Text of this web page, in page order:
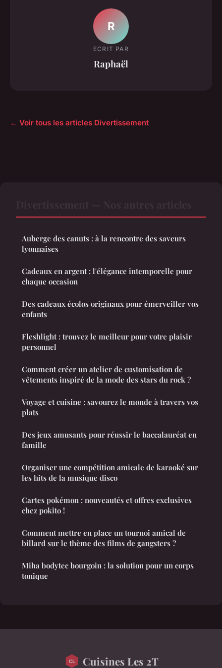
R
ECRIT PAR
Raphaël
← Voir tous les articles Divertissement
Auberge des canuts : à la rencontre des saveurs
lyonnaises
Cadeaux en argent : l'élégance intemporelle pour
chaque occasion
Des cadeaux écolos originaux pour émerveiller vos
enfants
Fleshlight : trouvez le meilleur pour votre plaisir
personnel
Comment créer un atelier de customisation de
vêtements inspiré de la mode des stars du rock ?
Voyage et cuisine : savourez le monde à travers vos
plats
Des jeux amusants pour réussir le baccalauréat en
famille
Organiser une compétition amicale de karaoké sur
les hits de la musique disco
Cartes pokémon : nouveautés et offres exclusives
chez pokito !
Comment mettre en place un tournoi amical de
billard sur le thème des films de gangsters ?
Miha bodytec bourgoin : la solution pour un corps
tonique
Cuisines Les 2T